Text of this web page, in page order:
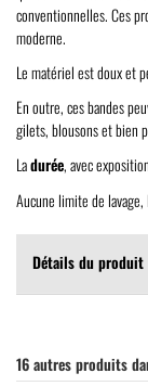
conventionnelles. Ces
moderne.
Le matériel est doux et
En outre, ces bandes
gilets, blousons et bien
Ladurée, avec
Aucune limite de
Détails du produit
16 autres produits